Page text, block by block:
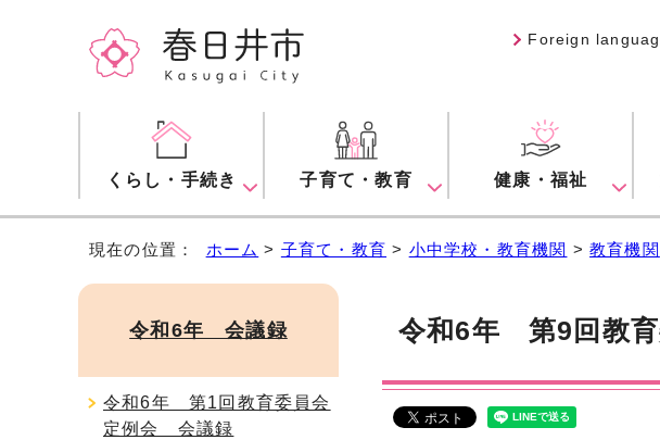
Foreign
くらし・手続き 子育て・教育 健康・福祉
現在の位置： ホーム > 子育て・教育 > 小中学校・教育機関 >教育機関
令和6年 第9回教
令和6年 会議録
令和6年 第1回教育委員会
定例会 会議録